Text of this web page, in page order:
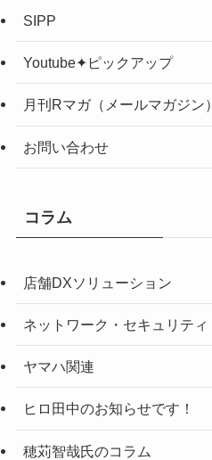
SIPP
Youtube✦ピックアップ
月刊Rマガ（メールマガジン）
お問い合わせ
コラム
店舗DXソリューション
ネットワーク・セキュリティ
ヤマハ関連
ヒロ田中のお知らせです！
穂苅智哉氏のコラム